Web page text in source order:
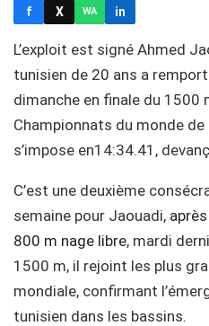
f X WA in
L’exploit est signé Ahmed
tunisien de 20 ans a
dimanche en finale du 1500
Championnats du monde
s’impose en14:34.41,
C’est une deuxième
semaine pour Jaouadi,
800 m nage libre, mardi
1500 m, il rejoint les plus
mondiale, confirmant
tunisien dans les bassins.